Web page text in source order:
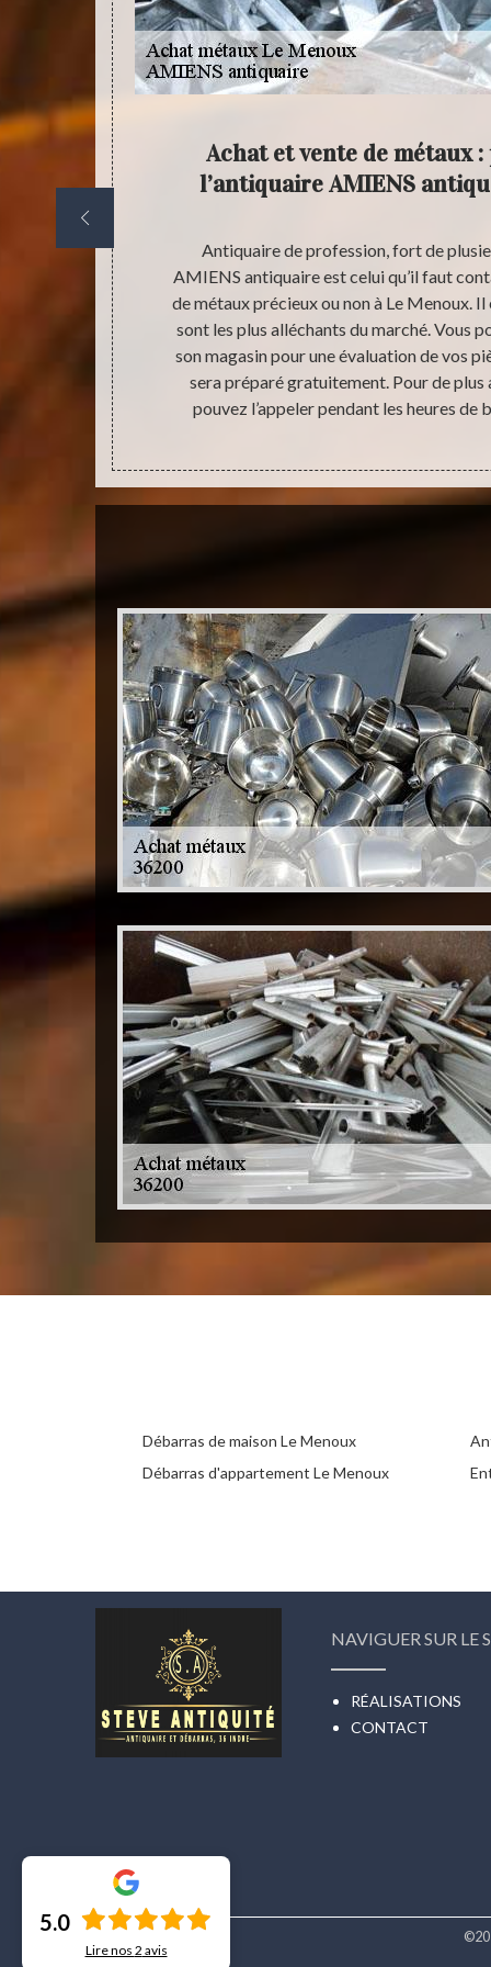
environs, il
Achat et vente de métaux
l’antiquaire AMIENS
Antiquaire de profession, fort de
AMIENS antiquaire est celui qu’il faut
de métaux précieux ou non à Le Menoux.
sont les plus alléchants du marché. Vous
son magasin pour une évaluation de vos
sera préparé gratuitement. Pour de
pouvez l’appeler pendant les heures de
Débarras de maison Le Menoux
Débarras d'appartement Le Menoux
NAVIGUER SUR LE
RÉALISATIONS
CONTACT
5.0
Lire nos 2 avis